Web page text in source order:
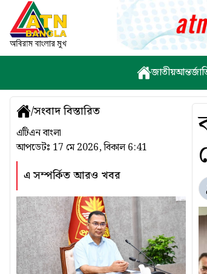
জাতীয়
/সংবাদ বিস্তারিত
এটিএন বাংলা
আপডেটঃ 17 মে 2026, বিকাল 6:41
এ সম্পর্কিত আরও খবর